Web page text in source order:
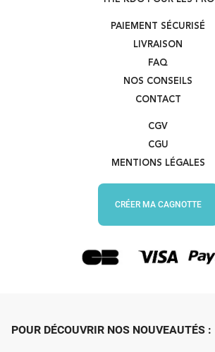
PAIEMENT SÉCURISÉ
LIVRAISON
FAQ
NOS CONSEILS
CONTACT
CGV
CGU
MENTIONS LÉGALES
CRÉER MA CAGNOTTE
POUR DÉCOUVRIR NOS NOUVEAUTÉS :